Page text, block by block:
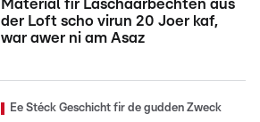
Material fir Läschaarbechten aus
der Loft scho virun 20 Joer kaf,
war awer ni am Asaz
Ee Stéck Geschicht fir de gudden Zweck